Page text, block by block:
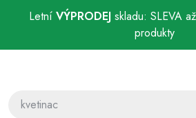
Letní VÝPRODEJskladu: SLEVA až
produkty